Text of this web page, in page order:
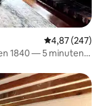
Gemiddelde
4,87 (247)
1840 — 5 minuten